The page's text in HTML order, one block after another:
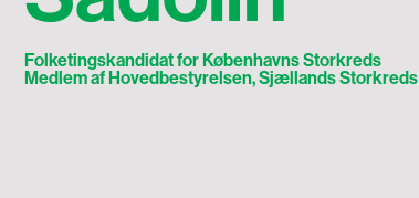
Folketingskandidat for Københavns Storkreds
Medlem af Hovedbestyrelsen, Sjællands Storkreds